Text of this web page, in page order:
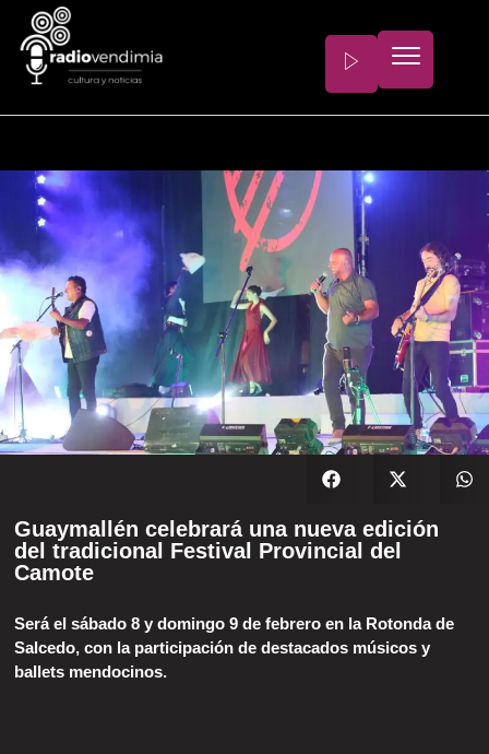
Guaymallén celebrará una nueva edición
del tradicional Festival Provincial del
Camote
Será el sábado 8 y domingo 9 de febrero en la Rotonda de
Salcedo, con la participación de destacados músicos y
ballets mendocinos.